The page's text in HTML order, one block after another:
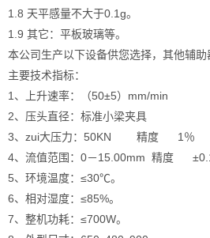
1.8 天平感量不大于0.1g。
1.9 其它：平板玻璃等。
本公司生产以下设备供您选择，其他辅助
主要技术指标：
1、上升速率：（50±5）mm/min
2、压头直径：标准小梁夹具
3、zui大压力：50KN 精度 1％
4、流值范围：0－15.00mm 精度
5、环境温度：≤30℃。
6、相对湿度：≤85%。
7、整机功耗：≤700W。